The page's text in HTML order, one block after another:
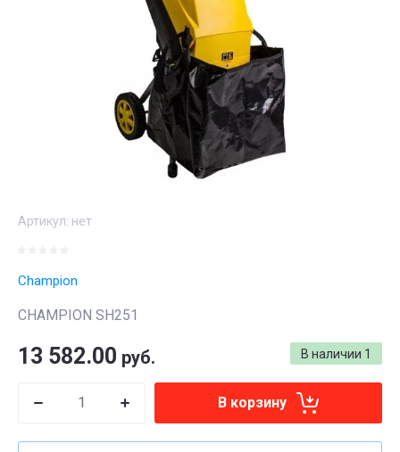
Артикул: нет
Champion
CHAMPION SH251
В наличии 1
13 582.00 руб.
В корзину